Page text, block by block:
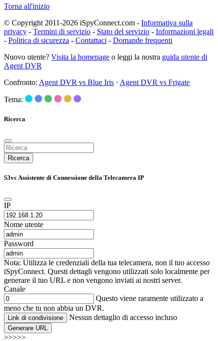
Torna all'inizio
© Copyright 2011-2026 iSpyConnect.com - Informativa sulla
privacy - Termini di servizio - Stato del servizio - Informazioni legali
- Politica di sicurezza - Contattaci - Domande frequenti
Nuovo utente? Visita la homepage o leggi la nostra guida utente di
Agent DVR
Confronto: Agent DVR vs Blue Iris · Agent DVR vs Frigate
Tema:
Ricerca
Ricerca
S3vc Assistente di Connessione della Telecamera IP
IP
Nome utente
Password
Nota: Utilizza le credenziali della tua telecamera, non il tuo accesso
iSpyConnect. Questi dettagli vengono utilizzati solo localmente per
generare il tuo URL e non vengono inviati ai nostri server.
Canale
Questo viene raramente utilizzato a
meno che tu non abbia un DVR.
Link di condivisione Nessun dettaglio di accesso incluso
Generare URL
>>>>>